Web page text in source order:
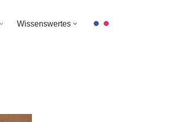
Wissenswertes